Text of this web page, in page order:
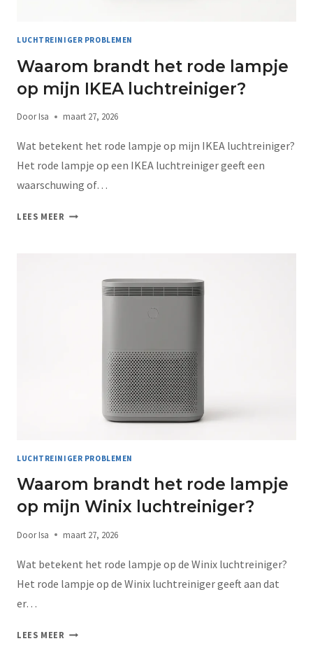
LUCHTREINIGER PROBLEMEN
Waarom brandt het rode lampje
op mijn IKEA luchtreiniger?
Door Isa maart 27, 2026
Wat betekent het rode lampje op mijn IKEA luchtreiniger?
Het rode lampje op een IKEA luchtreiniger geeft een
waarschuwing of…
LEES MEER
LUCHTREINIGER PROBLEMEN
Waarom brandt het rode lampje
op mijn Winix luchtreiniger?
Door Isa maart 27, 2026
Wat betekent het rode lampje op de Winix luchtreiniger?
Het rode lampje op de Winix luchtreiniger geeft aan dat
er…
LEES MEER